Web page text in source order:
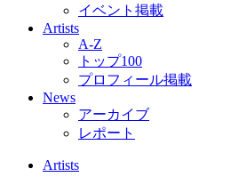
イベント掲載
Artists
A-Z
トップ100
プロフィール掲載
News
アーカイブ
レポート
Artists